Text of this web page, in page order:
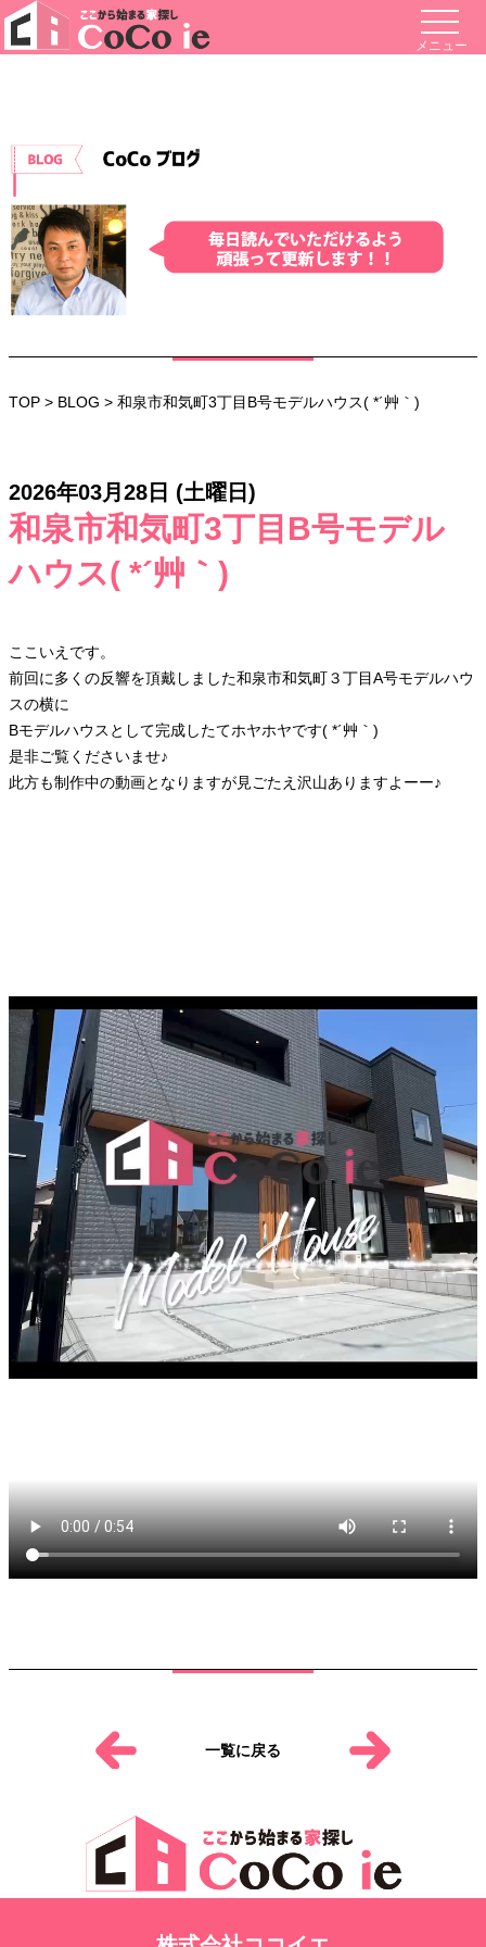
メニュー
TOP > BLOG > 和泉市和気町3丁目B号モデルハウス( *´艸｀)
2026年03月28日 (土曜日)
和泉市和気町3丁目B号モデル
ハウス( *´艸｀)
ここいえです。
前回に多くの反響を頂戴しました和泉市和気町３丁目A号モデルハウ
スの横に
Bモデルハウスとして完成したてホヤホヤです( *´艸｀)
是非ご覧くださいませ♪
此方も制作中の動画となりますが見ごたえ沢山ありますよーー♪
一覧に戻る